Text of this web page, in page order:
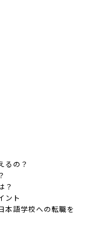
るの？
？
ント
本語学校への転職を